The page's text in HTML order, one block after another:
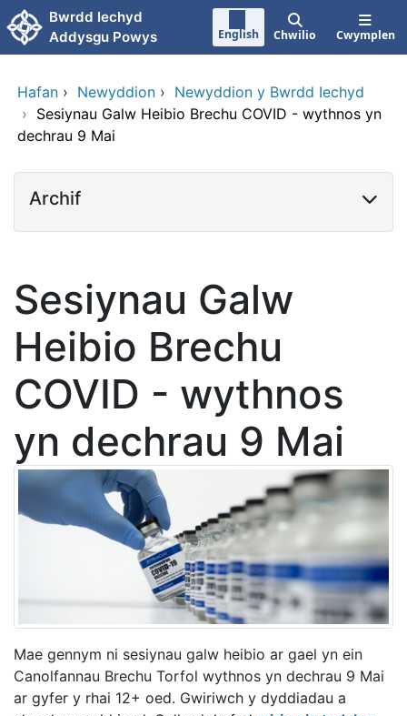
Neidio i'r prif gynnwy
Bwrdd Iechyd
Addysgu Powys
English Chwilio Cwymplen
Hafan › Newyddion › Newyddion y Bwrdd Iechyd
› Sesiynau Galw Heibio Brechu COVID - wythnos yn
dechrau 9 Mai
Archif
Sesiynau Galw
Heibio Brechu
COVID - wythnos
yn dechrau 9 Mai
Mae gennym ni sesiynau galw heibio ar gael yn ein
Canolfannau Brechu Torfol wythnos yn dechrau 9 Mai
ar gyfer y rhai 12+ oed. Gwiriwch y dyddiadau a